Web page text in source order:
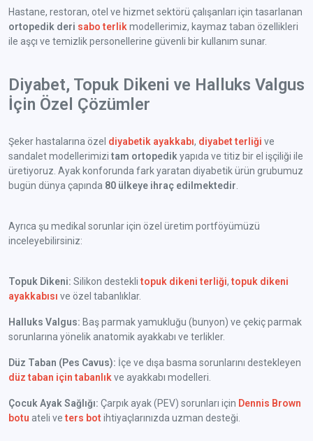
Hastane, restoran, otel ve hizmet sektörü çalışanları için tasarlanan
ortopedik deri sabo terlik modellerimiz, kaymaz taban özellikleri
ile aşçı ve temizlik personellerine güvenli bir kullanım sunar.
Diyabet, Topuk Dikeni ve Halluks Valgus
İçin Özel Çözümler
Şeker hastalarına özel diyabetik ayakkabı, diyabet terliği ve
sandalet modellerimizi tam ortopedik yapıda ve titiz bir el işçiliği ile
üretiyoruz. Ayak konforunda fark yaratan diyabetik ürün grubumuz
bugün dünya çapında 80 ülkeye ihraç edilmektedir
Ayrıca şu medikal sorunlar için özel üretim portföyümüzü
inceleyebilirsiniz:
Topuk Dikeni: Silikon desteklitopuk dikeni terliği,topuk dikeni
ayakkabısı ve özel tabanlıklar.
Halluks Valgus: Baş parmak yamukluğu (bunyon) ve çekiç parmak
sorunlarına yönelik anatomik ayakkabı ve terlikler.
Düz Taban (Pes Cavus): İçe ve dışa basma sorunlarını destekleyen
düz taban için tabanlık ve ayakkabı modelleri.
Çocuk Ayak Sağlığı: Çarpık ayak (PEV) sorunları için Dennis Brown
botu ateli veters bot ihtiyaçlarınızda uzman desteği.